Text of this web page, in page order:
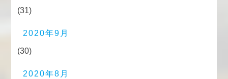
(31)
2020年9月
(30)
2020年8月